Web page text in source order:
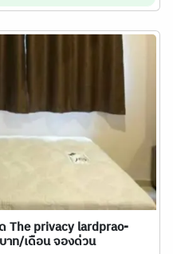
The privacy lardprao-
าท/เดือน จองด่วน